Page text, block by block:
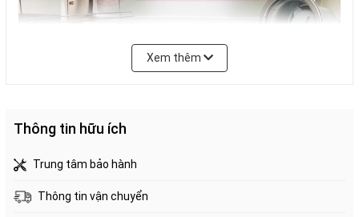
Các ưu điểm nổi bật của mã sản phẩm Shigeru JSL
LE JSL-K 3F FS
Xem thêm
Thông tin hữu ích
Trung tâm bảo hành
Thông tin vận chuyển